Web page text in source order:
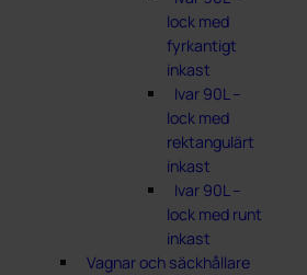
lock med
fyrkantigt
inkast
Ivar 90L –
lock med
rektangulärt
inkast
Ivar 90L –
lock med runt
inkast
Vagnar och säckhållare